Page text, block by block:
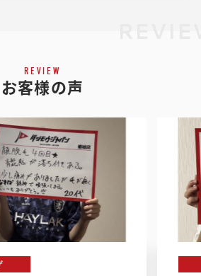
REVIEW
お客様の声